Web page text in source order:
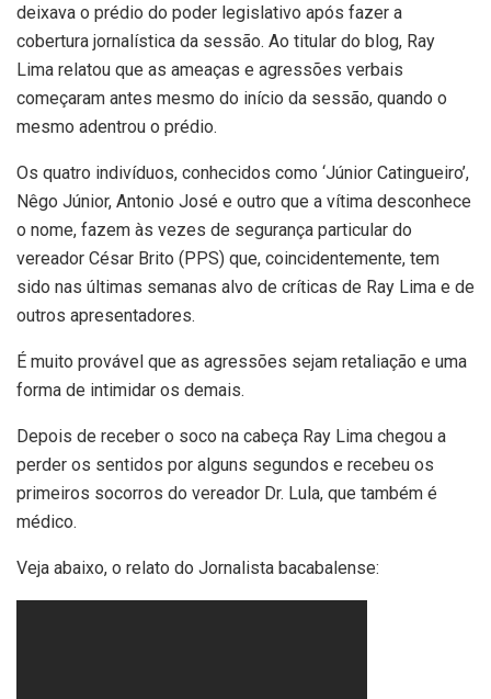
deixava o prédio do poder legislativo após fazer a
cobertura jornalística da sessão. Ao titular do blog, Ray
Lima relatou que as ameaças e agressões verbais
começaram antes mesmo do início da sessão, quando o
mesmo adentrou o prédio.
Os quatro indivíduos, conhecidos como ‘Júnior Catingueiro’,
Nêgo Júnior, Antonio José e outro que a vítima desconhece
o nome, fazem às vezes de segurança particular do
vereador César Brito (PPS) que, coincidentemente, tem
sido nas últimas semanas alvo de críticas de Ray Lima e de
outros apresentadores.
É muito provável que as agressões sejam retaliação e uma
forma de intimidar os demais.
Depois de receber o soco na cabeça Ray Lima chegou a
perder os sentidos por alguns segundos e recebeu os
primeiros socorros do vereador Dr. Lula, que também é
médico.
Veja abaixo, o relato do Jornalista bacabalense: